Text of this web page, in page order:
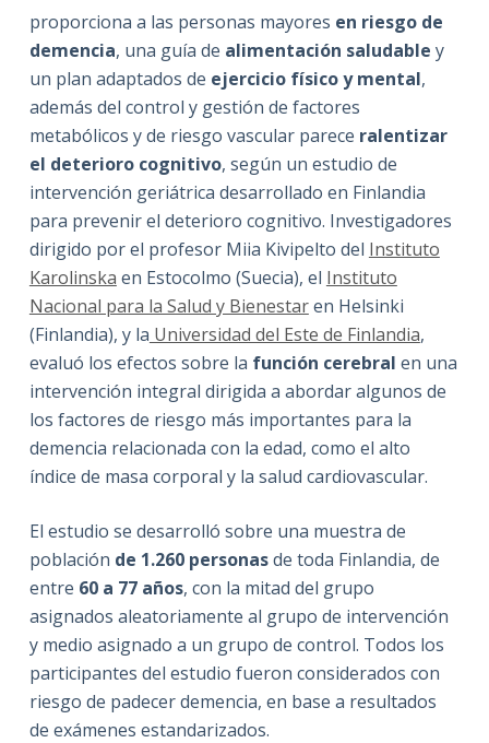
proporciona a las personas mayores en riesgo de
demencia, una guía de alimentación saludable y
un plan adaptados de ejercicio físico y mental,
además del control y gestión de factores
metabólicos y de riesgo vascular parece ralentizar
el deterioro cognitivo, según un estudio de
intervención geriátrica desarrollado en Finlandia
para prevenir el deterioro cognitivo. Investigadores
dirigido por el profesor Miia Kivipelto del Instituto
Karolinska en Estocolmo (Suecia), el Instituto
Nacional para la Salud y Bienestaren Helsinki
(Finlandia), y la Universidad del Este de Finlandia,
evaluó los efectos sobre la función cerebral en una
intervención integral dirigida a abordar algunos de
los factores de riesgo más importantes para la
demencia relacionada con la edad, como el alto
índice de masa corporal y la salud cardiovascular.
El estudio se desarrolló sobre una muestra de
población de 1.260 personasde toda Finlandia, de
entre 60 a 77 años, con la mitad del grupo
asignados aleatoriamente al grupo de intervención
y medio asignado a un grupo de control. Todos los
participantes del estudio fueron considerados con
riesgo de padecer demencia, en base a resultados
de exámenes estandarizados.